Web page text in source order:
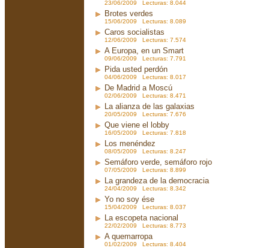
23/06/2009 Lecturas: 8.044
Brotes verdes
15/06/2009 Lecturas: 8.089
Caros socialistas
12/06/2009 Lecturas: 7.574
A Europa, en un Smart
09/06/2009 Lecturas: 7.791
Pida usted perdón
04/06/2009 Lecturas: 8.017
De Madrid a Moscú
02/06/2009 Lecturas: 8.471
La alianza de las galaxias
20/05/2009 Lecturas: 7.676
Que viene el lobby
16/05/2009 Lecturas: 7.818
Los menéndez
08/05/2009 Lecturas: 8.247
Semáforo verde, semáforo rojo
07/05/2009 Lecturas: 8.899
La grandeza de la democracia
24/04/2009 Lecturas: 8.342
Yo no soy ése
15/04/2009 Lecturas: 8.037
La escopeta nacional
22/02/2009 Lecturas: 8.773
A quemarropa
01/02/2009 Lecturas: 8.404